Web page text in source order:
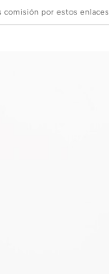
comisión por estos enlaces